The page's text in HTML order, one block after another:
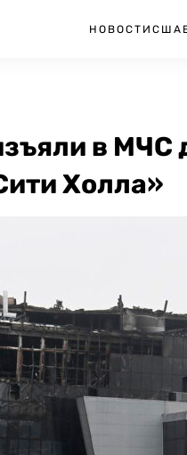
НОВОСТИ США
в МЧС
Холла»